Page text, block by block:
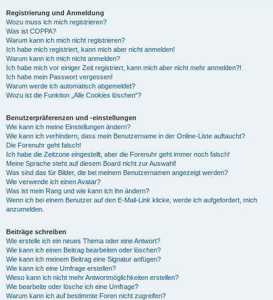
Registrierung und Anmeldung
Wozu muss ich mich registrieren?
Was ist COPPA?
Warum kann ich mich nicht registrieren?
Ich habe mich registriert, kann mich aber nicht anmelden!
Warum kann ich mich nicht anmelden?
Ich habe mich vor einiger Zeit registriert, kann mich aber nicht mehr anmelden?!
Ich habe mein Passwort vergessen!
Warum werde ich automatisch abgemeldet?
Wozu ist die Funktion „Alle Cookies löschen“?
Benutzerpräferenzen und -einstellungen
Wie kann ich meine Einstellungen ändern?
Wie kann ich verhindern, dass mein Benutzername in der Online-Liste auftaucht?
Die Forenuhr geht falsch!
Ich habe die Zeitzone eingestellt, aber die Forenuhr geht immer noch falsch!
Meine Sprache steht auf diesem Board nicht zur Auswahl!
Was sind das für Bilder, die bei meinem Benutzernamen angezeigt werden?
Wie verwende ich einen Avatar?
Was ist mein Rang und wie kann ich ihn ändern?
Wenn ich bei einem Benutzer auf den E-Mail-Link klicke, werde ich aufgefordert, mich
anzumelden.
Beiträge schreiben
Wie erstelle ich ein neues Thema oder eine Antwort?
Wie kann ich einen Beitrag bearbeiten oder löschen?
Wie kann ich meinem Beitrag eine Signatur anfügen?
Wie kann ich eine Umfrage erstellen?
Wieso kann ich nicht mehr Antwortmöglichkeiten erstellen?
Wie bearbeite oder lösche ich eine Umfrage?
Warum kann ich auf bestimmte Foren nicht zugreifen?